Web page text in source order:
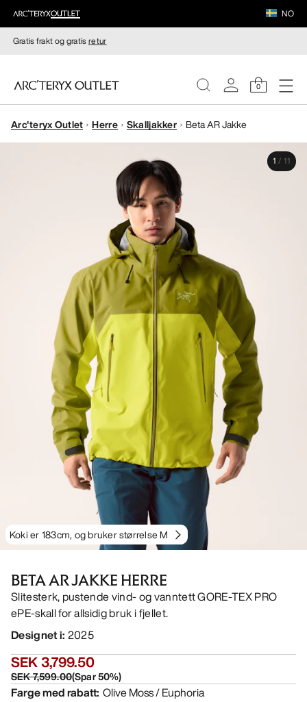
NO
Gratis frakt og gratisretur
0
DAMER
Arc'teryx Outlet Herre Skalljakker Beta AR Jakke
Koki er 183cm, og bruker størrelse M
1 / 11
BETA AR JAKKE HERRE
Slitesterk, pustende vind- og vanntett GORE-TEX PRO
ePE-skall for allsidig bruk i fjellet.
Designet i: 2025
SEK 3,799.50
SEK 7,599.00(Spar50%)
Farge med rabatt: Olive Moss / Euphoria